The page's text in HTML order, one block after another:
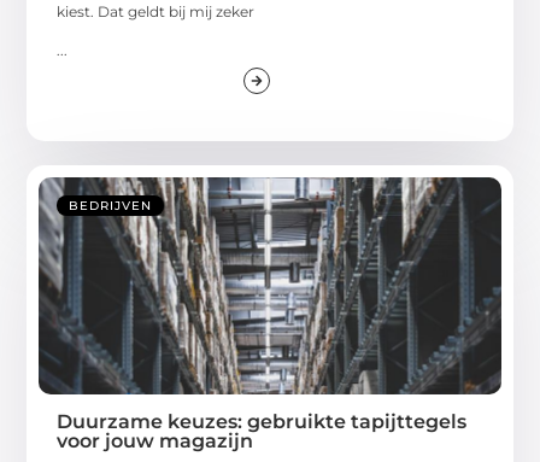
kiest. Dat geldt bij mij zeker
...
BEDRIJVEN
Duurzame keuzes: gebruikte tapijttegels
voor jouw magazijn